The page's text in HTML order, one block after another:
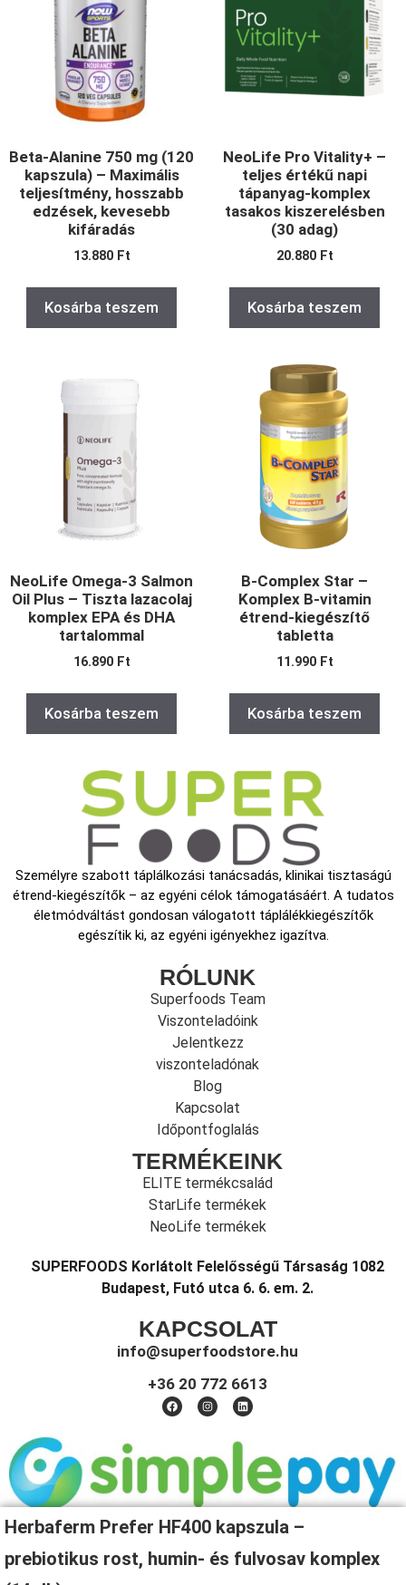
Beta-Alanine 750 mg (120
kapszula) – Maximális
teljesítmény, hosszabb
edzések, kevesebb
kifáradás
13.880 Ft
Kosárba teszem
NeoLife Pro Vitality+ –
teljes értékű napi
tápanyag-komplex
tasakos kiszerelésben
(30 adag)
20.880 Ft
Kosárba teszem
NeoLife Omega-3 Salmon
Oil Plus – Tiszta lazacolaj
komplex EPA és DHA
tartalommal
16.890 Ft
Kosárba teszem
B-Complex Star –
Komplex B-vitamin
étrend-kiegészítő
tabletta
11.990 Ft
Kosárba teszem
Herbaferm Prefer HF400 kapszula –
prebiotikus rost, humin- és fulvosav komplex
Személyre szabott táplálkozási tanácsadás, klinikai tisztaságú
étrend-kiegészítők – az egyéni célok támogatásáért. A tudatos
életmódváltást gondosan válogatott táplálékkiegészítők
egészítik ki, az egyéni igényekhez igazítva.
RÓLUNK
Superfoods Team
Viszonteladóink
Jelentkezz
viszonteladónak
Blog
Kapcsolat
Időpontfoglalás
TERMÉKEINK
ELITE termékcsalád
StarLife termékek
NeoLife termékek
SUPERFOODS Korlátolt Felelősségű Társaság 1082
Budapest, Futó utca 6. 6. em. 2.
KAPCSOLAT
info@superfoodstore.hu
+36 20 772 6613